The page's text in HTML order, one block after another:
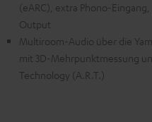
(eARC), extra Phono-
Output
Multiroom-Audio über die
mit 3D-Mehrpunktmessung
Technology (A.R.T.)